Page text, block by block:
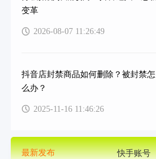
变革
2026-08-07 11:26:49
抖音店封禁商品如何删除？被封禁怎
么办？
2025-11-16 11:46:26
最新发布 快手账号